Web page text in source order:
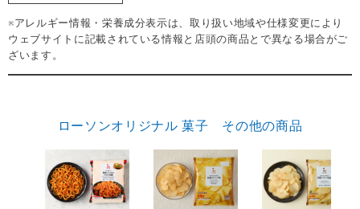
※アレルギー情報・栄養成分表示は、取り扱い地域や仕様変更により
ウェブサイトに記載されている情報と店頭の商品とで異なる場合がご
ざいます。
ローソンオリジナル 菓子 その他の商品